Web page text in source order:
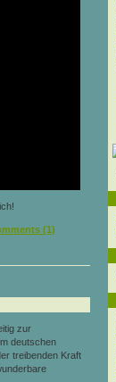
(1)
zur
deutschen
treibenden Kraft